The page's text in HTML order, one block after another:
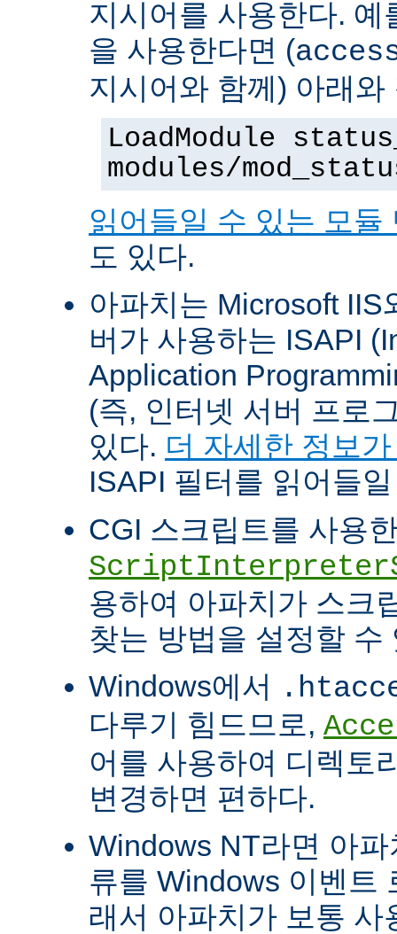
지시어를 사용한다. 예
을 사용한다면 (
지시어와 함께) 아래와
LoadModule
modules/
읽어들일 수 있는 모듈
도 있다.
아파치는 Microsoft
버가 사용하는 ISAPI
Application
(즉, 인터넷 서버 프로
있다. 더 자세한 정보
ISAPI 필터를 읽어들
CGI 스크립트를 사용
용하여 아파치가 스크
찾는 방법을 설정할 수
Windows에서
다루기 힘드므로,
어를 사용하여 디렉토
변경하면 편하다.
Windows NT라면 아
류를 Windows 이벤트
래서 아파치가 보통